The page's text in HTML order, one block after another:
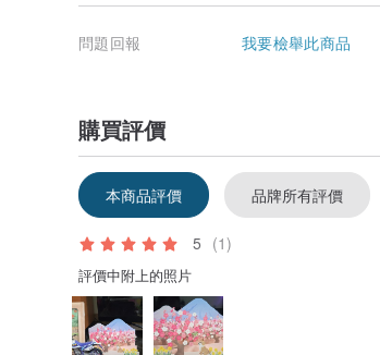
問題回報 我要檢舉此商品
購買評價
本商品評價 品牌所有評價
5 (1)
評價中附上的照片